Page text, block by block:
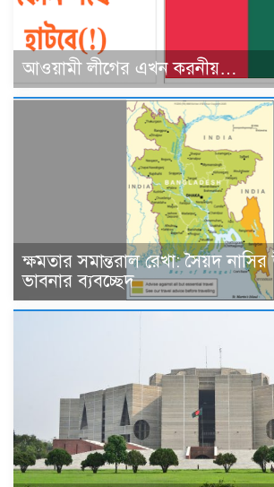
আওয়ামী লীগের এখন করনীয়…
ক্ষমতার সমান্তরাল রেখা: সৈয়দ নাসির
ভাবনার ব্যবচ্ছেদ